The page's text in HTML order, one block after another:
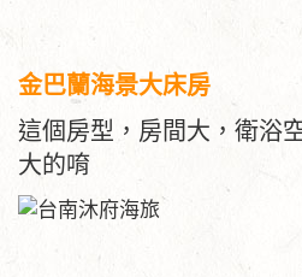
金巴蘭海景大床房
這個房型，房間大，衛浴
大的唷